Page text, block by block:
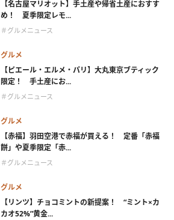
【名古屋マリオット】手土産や帰省土産におすす
め！ 夏季限定レモ...
＃グルメニュース
グルメ
【ピエール・エルメ・パリ】大丸東京ブティック
限定！ 手土産にお...
＃グルメニュース
グルメ
【赤福】羽田空港で赤福が買える！ 定番「赤福
餅」や夏季限定「赤...
＃グルメニュース
グルメ
【リンツ】チョコミントの新提案！ “ミント×カ
カオ52%”黄金...